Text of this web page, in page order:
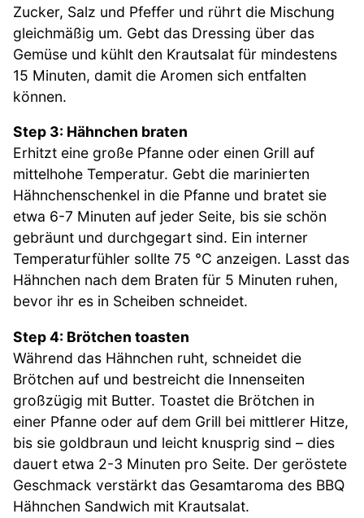
Zucker, Salz und Pfeffer und rührt die Mischung
gleichmäßig um. Gebt das Dressing über das
Gemüse und kühlt den Krautsalat für mindestens
15 Minuten, damit die Aromen sich entfalten
können.
Step 3: Hähnchen braten
Erhitzt eine große Pfanne oder einen Grill auf
mittelhohe Temperatur. Gebt die marinierten
Hähnchenschenkel in die Pfanne und bratet sie
etwa 6-7 Minuten auf jeder Seite, bis sie schön
gebräunt und durchgegart sind. Ein interner
Temperaturfühler sollte 75 °C anzeigen. Lasst das
Hähnchen nach dem Braten für 5 Minuten ruhen,
bevor ihr es in Scheiben schneidet.
Step 4: Brötchen toasten
Während das Hähnchen ruht, schneidet die
Brötchen auf und bestreicht die Innenseiten
großzügig mit Butter. Toastet die Brötchen in
einer Pfanne oder auf dem Grill bei mittlerer Hitze,
bis sie goldbraun und leicht knusprig sind – dies
dauert etwa 2-3 Minuten pro Seite. Der geröstete
Geschmack verstärkt das Gesamtaroma des BBQ
Hähnchen Sandwich mit Krautsalat.